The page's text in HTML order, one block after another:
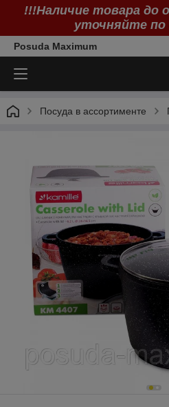
!!!Наличие товара до
уточняйте
Posuda Maximum
Посуда в ассортименте